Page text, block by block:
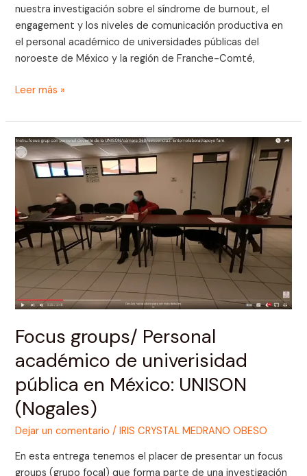
nuestra investigación sobre el síndrome de burnout, el
engagement y los niveles de comunicación productiva en
el personal académico de universidades públicas del
noroeste de México y la región de Franche-Comté,
Leer más »
Focus groups/ Personal
académico de univerisidad
pública en México: UNISON
(Nogales)
Dejar un comentario /IRIS CRYSTAL MEDRANO OBESO
En esta entrega tenemos el placer de presentar un focus
groups (grupo focal) que forma parte de una investigación
Focus
groups/
Personal
académico
de
univerisidad
pública
México:
UNISON
(Nogales)